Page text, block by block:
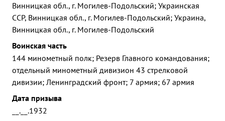
Винницкая обл., г. Могилев-Подольский; Украинская
ССР, Винницкая обл., г. Могилев-Подольский; Украина,
Винницкая обл., г. Могилев-Подольский
Воинская часть
144 минометный полк; Резерв Главного командования;
отдельный минометный дивизион 43 стрелковой
дивизии; Ленинградский фронт; 7 армия; 67 армия
Дата призыва
__.__.1932